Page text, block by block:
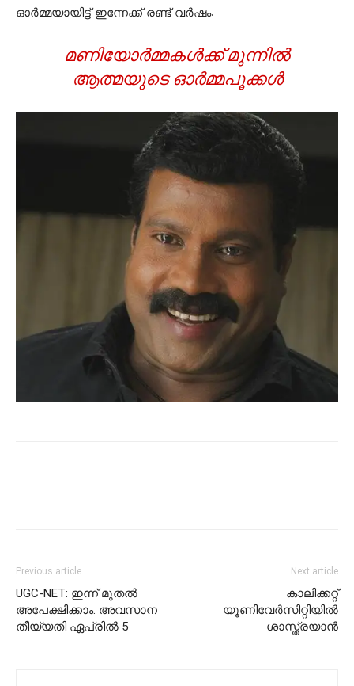
ഓര്‍മ്മയായിട്ട് ഇന്നേക്ക് രണ്ട് വര്‍ഷം.
മണിയോര്‍മ്മകള്‍ക്ക് മുന്നില്‍
ആത്മയുടെ ഓര്‍മ്മപൂക്കള്‍
Previous article
UGC-NET: ഇന്ന് മുതല്‍
അപേക്ഷിക്കാം. അവസാന
തീയ്യതി ഏപ്രില്‍ 5
Next article
കാലിക്കറ്റ്
യൂണിവേര്‍സിറ്റിയില്‍
ശാസ്ത്രയാന്‍